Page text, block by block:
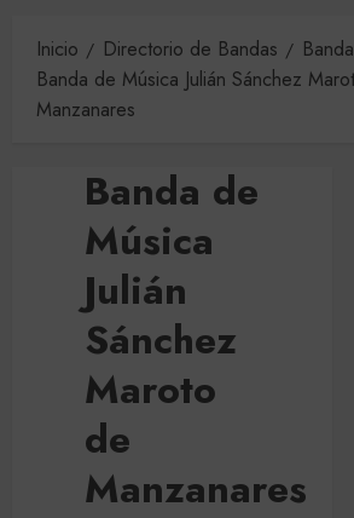
Inicio Directorio de Bandas
Banda de Música Julián Sánchez
Manzanares
Banda de
Música
Julián
Sánchez
Maroto
de
Manzanares